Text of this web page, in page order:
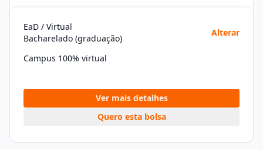
EaD / Virtual
Bacharelado (graduação)
Alterar
Campus 100% virtual
Ver mais detalhes
Quero esta bolsa